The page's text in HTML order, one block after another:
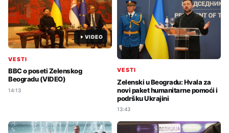
VIDEO
VESTI
BBC o poseti Zelenskog
Beogradu (VIDEO)
14:13
VESTI
Zelenski u Beogradu: Hvala za
novi paket humanitarne pomoći i
podršku Ukrajini
13:43